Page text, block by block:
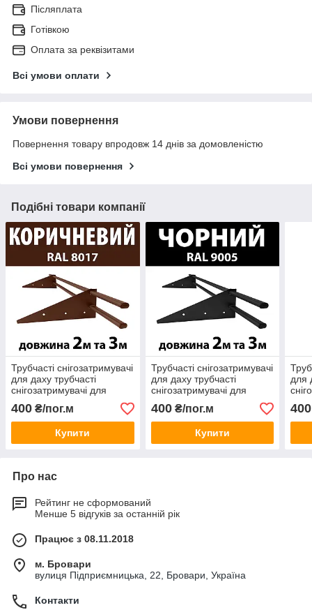
Післяплата
Готівкою
Оплата за реквізитами
Всі умови оплати
Умови повернення
Повернення товару впродовж 14 днів за домовленістю
Всі умови повернення
Подібні товари компанії
Трубчасті снігозатримувачі
для даху трубчасті
снігозатримувачі для
покрівлі даху З - 30.3,5
400 ₴/пог.м
Купити
Трубчасті снігозатримувачі
для даху трубчасті
снігозатримувачі для
покрівлі даху З - 30.3,5
400₴/пог.м
Купити
для
400
Про нас
Рейтинг не сформований
Менше 5 відгуків за останній рік
Працює з 08.11.2018
м. Бровари
вулиця Підприємницька, 22, Бровари, Україна
Контакти